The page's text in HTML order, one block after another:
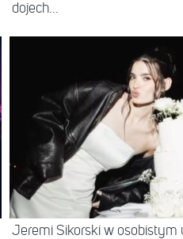
dojech...
Jeremi Sikorski w osobistym